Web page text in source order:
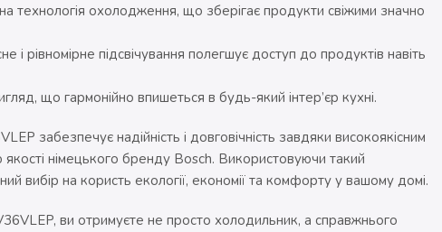
технологія охолодження, що зберігає продукти свіжими значно
і рівномірне підсвічування полегшує доступ до продуктів навіть
що гармонійно впишеться в будь-який інтер’єр кухні.
забезпечує надійність і довговічність завдяки високоякісним
німецького бренду Bosch. Використовуючи такий
вибір на користь екології, економії та комфорту у вашому домі.
ви отримуєте не просто холодильник, а справжнього